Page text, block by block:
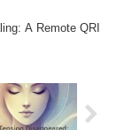
A Remote QRI